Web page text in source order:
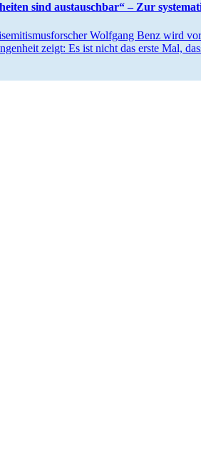
sind austauschbar“ – Zur
Wolfgang Benz wird
zeigt: Es ist nicht das erste Mal,